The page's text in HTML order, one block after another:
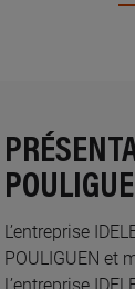
L’entreprise
POULIGUEN et